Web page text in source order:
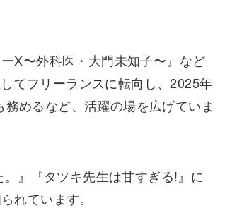
X〜外科医・大門未知子〜』など
てフリーランスに転向し、2025年
めるなど、活躍の場を広げていま
』『タツキ先生は甘すぎる!』に
れています。